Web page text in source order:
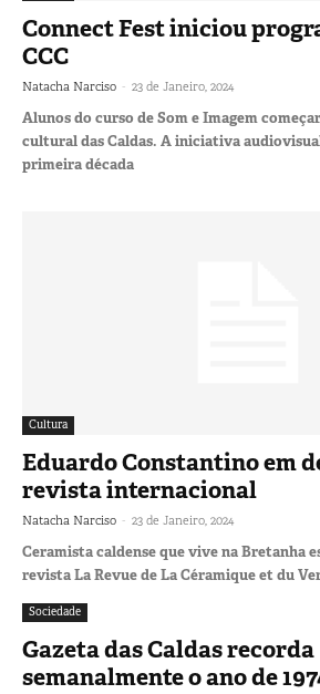
Connect Fest iniciou
CCC
Natacha Narciso - 23 de Janeiro, 2024
Alunos do curso de Som e Imagem
cultural das Caldas. A iniciativa
primeira década
Cultura
Eduardo Constantino em
revista internacional
Natacha Narciso - 23 de Janeiro, 2024
Ceramista caldense que vive na Bretanha
revista La Revue de La Céramique et du
Sociedade
Gazeta das Caldas recorda
semanalmente o ano de